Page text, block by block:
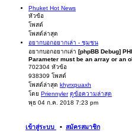
Phuket Hot News
หัวข้อ
โพสต์
โพสต์ล่าสุด
อยากบอกอยากเล่า - ชุมชน
อยากบอกอยากเล่า [phpBB Debug]
Parameter must be an array or an
702304 หัวข้อ
938309 โพสต์
โพสต์ล่าสุด khyrxpuaxh
โดย Priennyler ดูข้อความล่าสุด
พุธ 04 ก.ค. 2018 7:23 pm
เข้าสู่ระบบ • สมัครสมาชิก